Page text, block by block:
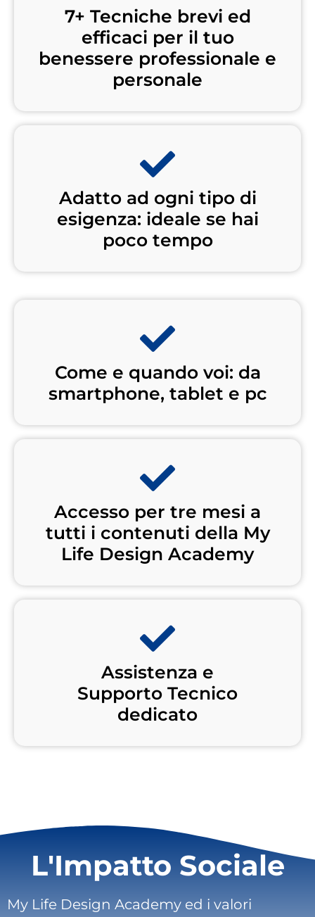
7+ Tecniche brevi ed
efficaci per il tuo
benessere professionale e
personale
Adatto ad ogni tipo di
esigenza: ideale se hai
poco tempo
Come e quando voi: da
smartphone, tablet e pc
Accesso per tre mesi a
tutti i contenuti della My
Life Design Academy
Assistenza e
Supporto Tecnico
dedicato
L'Impatto Sociale
My Life Design Academy ed i valori